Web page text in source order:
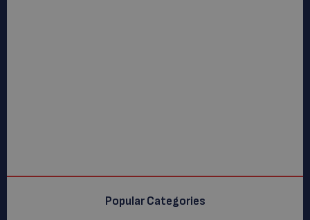
Popular Categories